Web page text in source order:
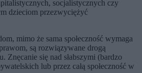
socjalistycznych czy
dzieciom przezwyciężyć
mimo że sama społeczność wymaga
są rozwiązywane drogą
Znęcanie się nad słabszymi (bardzo
lub przez całą społeczność w